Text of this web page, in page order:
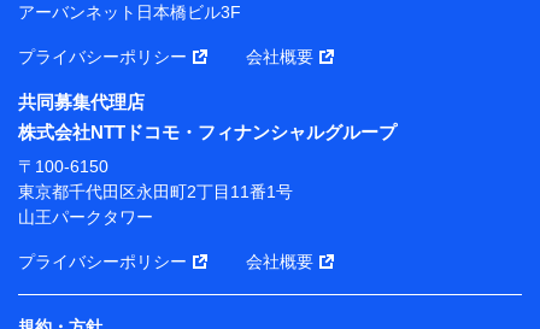
アーバンネット日本橋ビル3F
プライバシーポリシー 会社概要
共同募集代理店
株式会社NTTドコモ・フィナンシャルグループ
〒100-6150
東京都千代田区永田町2丁目11番1号
山王パークタワー
プライバシーポリシー 会社概要